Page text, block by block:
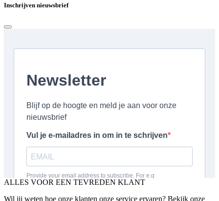
Inschrijven nieuwsbrief
ALLES VOOR EEN TEVREDEN KLANT
Wil jij weten hoe onze klanten onze service ervaren? Bekijk onze